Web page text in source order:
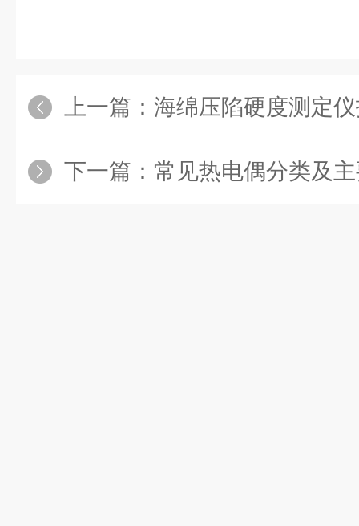
上一篇： 海绵压陷硬度测定
下一篇： 常见热电偶分类及